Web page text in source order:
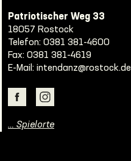
Patriotischer Weg 33
18057 Rostock
Telefon: 0381 381-4600
Fax: 0381 381-4619
E-Mail: intendanz@rostock.de
… Spielorte